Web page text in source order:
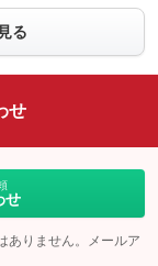
る
せ
せ
ありません。メールア